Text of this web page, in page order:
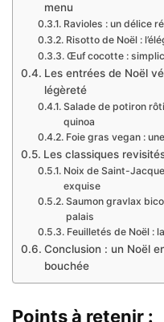
menu
Ravioles : un délice
Risotto de Noël :
Œuf cocotte :
Les entrées de Noël
légèreté
Salade de potiron
quinoa
Foie gras vegan :
Les classiques
Noix de Saint-
exquise
Saumon gravlax
palais
Feuilletés de Noël :
Conclusion : un Noël
bouchée
Points à retenir :